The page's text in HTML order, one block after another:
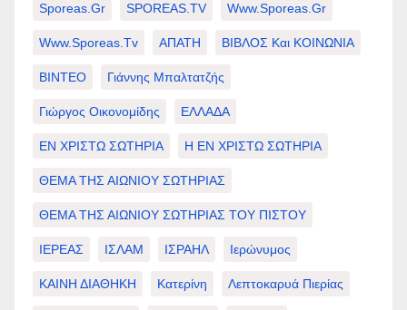
Sporeas.gr SPOREAS.TV Www.sporeas.gr
Www.sporeas.tv ΑΠΑΤΗ ΒΙΒΛΟΣ Και ΚΟΙΝΩΝΙΑ
ΒΙΝΤΕΟ Γιάννης Μπαλτατζής
Γιώργος Οικονομίδης ΕΛΛΑΔΑ
ΕΝ ΧΡΙΣΤΩ ΣΩΤΗΡΙΑ Η ΕΝ ΧΡΙΣΤΩ ΣΩΤΗΡΙΑ
ΘΕΜΑ ΤΗΣ ΑΙΩΝΙΟΥ ΣΩΤΗΡΙΑΣ
ΘΕΜΑ ΤΗΣ ΑΙΩΝΙΟΥ ΣΩΤΗΡΙΑΣ ΤΟΥ ΠΙΣΤΟΥ
ΙΕΡΕΑΣ ΙΣΛΑΜ ΙΣΡΑΗΛ Ιερώνυμος
ΚΑΙΝΗ ΔΙΑΘΗΚΗ Κατερίνη Λεπτοκαρυά Πιερίας